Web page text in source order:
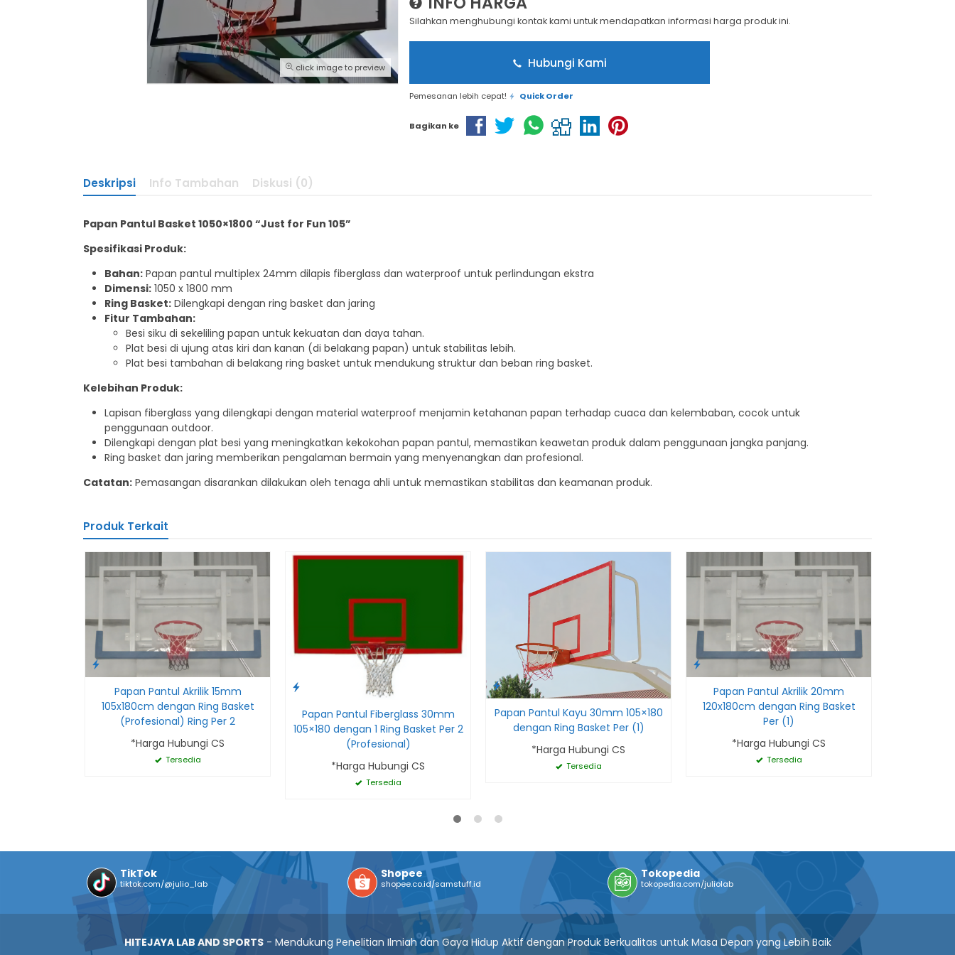
click image to preview
Silahkan menghubungi kontak kami untuk mendapatkan informasi harga produk ini.
Hubungi Kami
Pemesanan lebih cepat! Quick Order
Bagikan ke
Deskripsi Info Tambahan Diskusi (0)
Papan Pantul Basket 1050×1800 “Just for Fun 105”
Spesifikasi Produk:
Bahan: Papan pantul multiplex 24mm dilapis fiberglass dan waterproof untuk perlindungan ekstra
Dimensi: 1050 x 1800 mm
Ring Basket: Dilengkapi dengan ring basket dan jaring
Fitur Tambahan:
Besi siku di sekeliling papan untuk kekuatan dan daya tahan.
Plat besi di ujung atas kiri dan kanan (di belakang papan) untuk stabilitas lebih.
Plat besi tambahan di belakang ring basket untuk mendukung struktur dan beban ring basket.
Kelebihan Produk:
Lapisan fiberglass yang dilengkapi dengan material waterproof menjamin ketahanan papan terhadap cuaca dan kelembaban, cocok untuk
penggunaan outdoor.
Dilengkapi dengan plat besi yang meningkatkan kekokohan papan pantul, memastikan keawetan produk dalam penggunaan jangka panjang.
Ring basket dan jaring memberikan pengalaman bermain yang menyenangkan dan profesional.
Catatan: Pemasangan disarankan dilakukan oleh tenaga ahli untuk memastikan stabilitas dan keamanan produk.
Produk Terkait
Papan Pantul Akrilik 15mm
105x180cm dengan Ring Basket
(Profesional) Ring Per 2
*Harga Hubungi CS
Tersedia
Papan Pantul Fiberglass 30mm
105×180 dengan 1 Ring Basket Per 2
(Profesional)
*Harga Hubungi CS
Tersedia
Papan Pantul Kayu 30mm 105×180
dengan Ring Basket Per (1)
*Harga Hubungi CS
Tersedia
Papan Pantul Akrilik 20mm
120x180cm dengan Ring Basket
Per (1)
*Harga Hubungi CS
Tersedia
TikTok
tiktok.com/@julio_lab
Shopee
shopee.co.id/samstuff.id
Tokopedia
tokopedia.com/juliolab
HITEJAYA LAB AND SPORTS- Mendukung Penelitian Ilmiah dan Gaya Hidup Aktif dengan Produk Berkualitas untuk Masa Depan yang Lebih Baik